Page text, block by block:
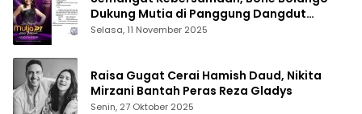
Dukung Mutia di Panggung Dangdut
Academy 7
Selasa, 11 November 2025
Raisa Gugat Cerai Hamish Daud, Nikita
Mirzani Bantah Peras Reza Gladys
Senin, 27 Oktober 2025